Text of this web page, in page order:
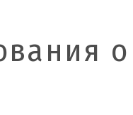
о